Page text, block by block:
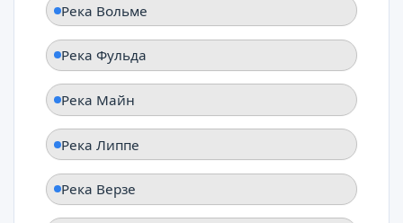
Река Вольме
Река Фульда
Река Майн
Река Липпе
Река Верзе